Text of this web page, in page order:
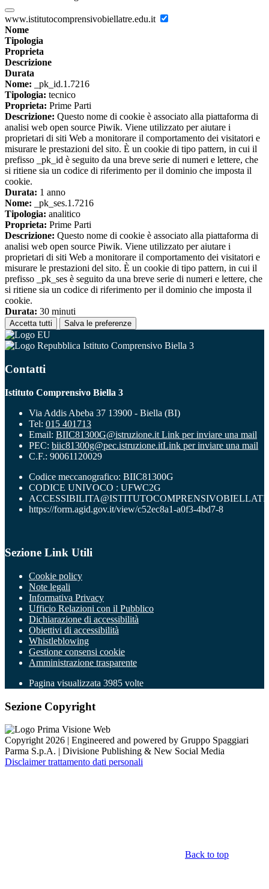
www.istitutocomprensivobiellatre.edu.it
Nome
Tipologia
Proprieta
Descrizione
Durata
Nome: _pk_id.1.7216
Tipologia: tecnico
Proprieta: Prime Parti
Descrizione: Questo nome di cookie è associato alla piattaforma di
analisi web open source Piwik. Viene utilizzato per aiutare i
proprietari di siti Web a monitorare il comportamento dei visitatori e
misurare le prestazioni del sito. È un cookie di tipo pattern, in cui il
prefisso _pk_id è seguito da una breve serie di numeri e lettere, che
si ritiene sia un codice di riferimento per il dominio che imposta il
cookie.
Durata: 1 anno
Nome: _pk_ses.1.7216
Tipologia: analitico
Proprieta: Prime Parti
Descrizione: Questo nome di cookie è associato alla piattaforma di
analisi web open source Piwik. Viene utilizzato per aiutare i
proprietari di siti Web a monitorare il comportamento dei visitatori e
misurare le prestazioni del sito. È un cookie di tipo pattern, in cui il
prefisso _pk_ses è seguito da una breve serie di numeri e lettere, che
si ritiene sia un codice di riferimento per il dominio che imposta il
cookie.
Durata: 30 minuti
Accetta tutti Salva le preferenze
Istituto Comprensivo Biella 3
Contatti
Istituto Comprensivo Biella 3
Via Addis Abeba 37 13900 - Biella (BI)
Tel: 015 401713
Email: BIIC81300G@istruzione.it Link per inviare una mail
PEC: biic81300g@pec.istruzione.itLink per inviare una mail
C.F.: 90061120029
Codice meccanografico: BIIC81300G
CODICE UNIVOCO : UFWC2G
https://form.agid.gov.it/view/c52ec8a1-a0f3-4bd7-8
Sezione Link Utili
Cookie policy
Note legali
Informativa Privacy
Ufficio Relazioni con il Pubblico
Dichiarazione di accessibilità
Obiettivi di accessibilità
Whistleblowing
Gestione consensi cookie
Amministrazione trasparente
Pagina visualizzata 3985 volte
Sezione Copyright
Copyright 2026 | Engineered and powered by Gruppo Spaggiari
Parma S.p.A. | Divisione Publishing & New Social Media
Disclaimer trattamento dati personali
Back to top